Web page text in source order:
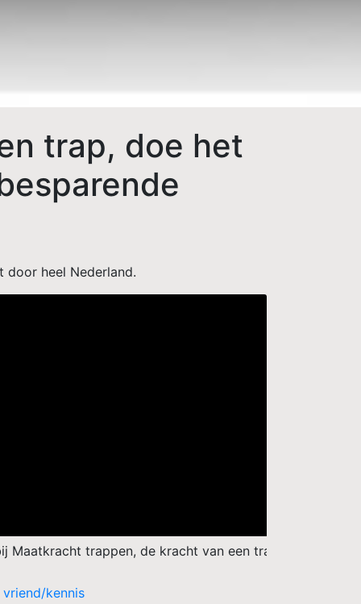
trap, doe het
door heel Nederland.
de kracht van een trap op maat. Voor iedere
kennis